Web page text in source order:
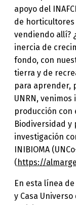
apoyo del
de horticultores
vendiendo allí?
inercia de
fondo, con
tierra y de
para aprender,
UNRN,
producción con
Biodiversidad y
investigación
INIBIOMA
(https://
En esta línea
y Casa